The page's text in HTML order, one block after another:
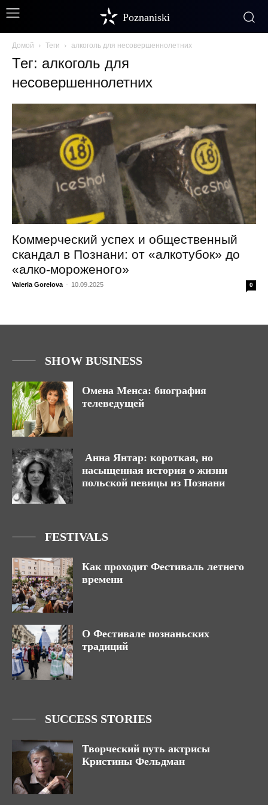
Poznaniski
Домой Теги алкоголь для несовершеннолетних
Тег: алкоголь для
несовершеннолетних
Коммерческий успех и общественный
скандал в Познани: от «алкотубок» до
«алко-мороженого»
Valeria Gorelova - 10.09.2025 0
SHOW BUSINESS
Омена Менса: биография
телеведущей
Анна Янтар: короткая, но
насыщенная история о жизни
польской певицы из Познани
FESTIVALS
Как проходит Фестиваль летнего
времени
О Фестивале познаньских
традиций
SUCCESS STORIES
Творческий путь актрисы
Кристины Фельдман